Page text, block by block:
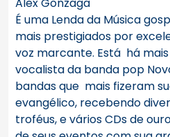
Alex Gonzaga
É uma Lenda da Música
mais prestigiados por
voz marcante. Está há
vocalista da banda pop
bandas que mais fizeram
evangélico, recebendo
troféus, e vários CDs de